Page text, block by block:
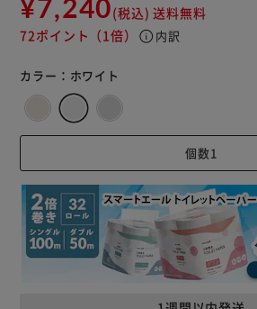
¥7,240(税込) 送料無料
72ポイント （1倍） info 内訳
カラー： ホワイト